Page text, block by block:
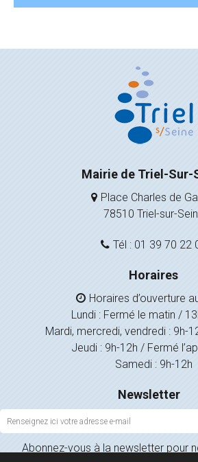
Mairie de Triel-Sur-
Place Charles de
78510 Triel-sur-
Tél : 01 39 70 22
Horaires
Horaires d’ouverture
Lundi : Fermé le matin /
Mardi, mercredi, vendredi : 9h-
Jeudi : 9h-12h / Fermé
Samedi : 9h-12h
Newsletter
Inscription
à
la
Abonnez-vous à la newsletter pour